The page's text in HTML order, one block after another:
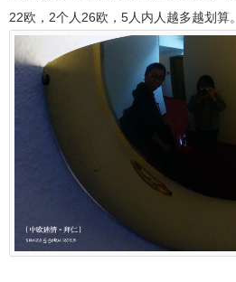
22欧，2个人26欧，5人内人越多越划算。